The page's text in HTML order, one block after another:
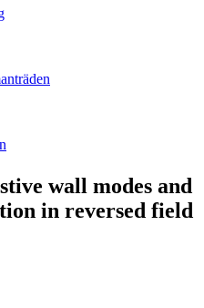
wall modes and
in reversed field